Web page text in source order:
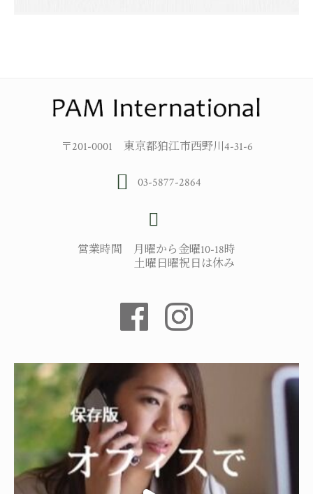
〒201-0001 東京都狛江市西野川4-31-6
03-5877-2864
営業時間 月曜から金曜10-18時
土曜日曜祝日は休み